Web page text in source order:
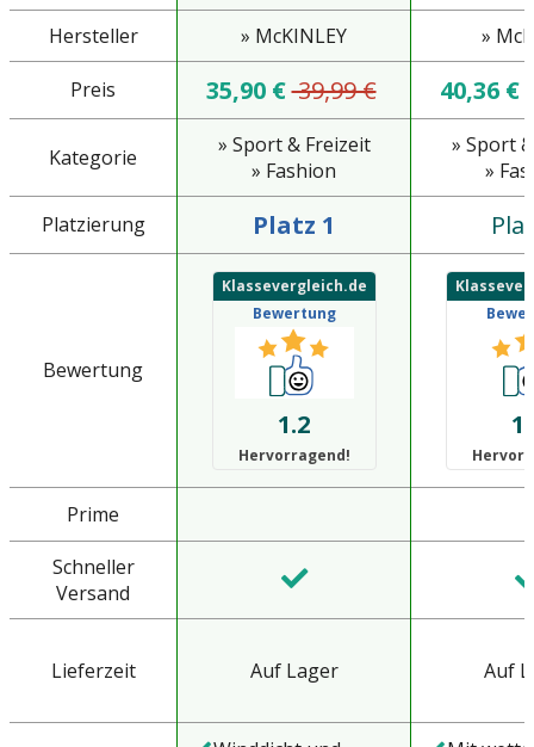
Hersteller
» McKINLEY »
Preis 35,90 €39,99 € 40,36 €
Kategorie
» Sport & Freizeit
» Fashion
» Sport
»
Platzierung Platz 1
Bewertung
Klassevergleich.de
Bewertung
1.2
Hervorragend!
Prime
Schneller
Versand
Lieferzeit Auf Lager Auf